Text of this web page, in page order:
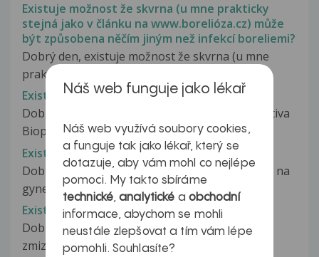
Existuje možnost že skvrna (u mne prakticky
stejná jako v článku na www.borelióza.cz) může
být způsobena něčím jiným než infekcí boreliemi?
Dobrý den, existuje možnost že skvrna (u mne
prakticky stejná jako v článku...
Existuje nějaká alternativa Bioparoxu?
Dobrý den, prosím Vás, existuje nějaká alternativa
Bioparoxu, který zakázali...
Existuje nějaká injekce místo prášků?
Dobrý Den, chci se zeptat. V pondělí jdu poprvé na
gynekologickou prohlídku....
Existuje nějaká mást?
Dobrý den,existuje nějaká mást na definitivní
zmizení jizv?A pak bych měl ještě...
Náš web funguje jako lékař
Náš web využívá soubory cookies,
a funguje tak jako lékař, který se
dotazuje, aby vám mohl co nejlépe
pomoci. My takto sbíráme
technické,analytické a obchodní
informace, abychom se mohli
neustále zlepšovat a tím vám lépe
pomohli. Souhlasíte?